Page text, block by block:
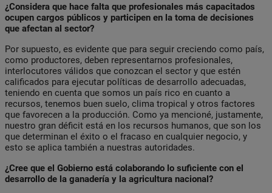
¿Considera que hace falta que profesionales más capacitados
ocupen cargos públicos y participen en la toma de decisiones
que afectan al sector?
Por supuesto, es evidente que para seguir creciendo como país,
como productores, deben representarnos profesionales,
interlocutores válidos que conozcan el sector y que estén
calificados para ejecutar políticas de desarrollo adecuadas,
teniendo en cuenta que somos un país rico en cuanto a
recursos, tenemos buen suelo, clima tropical y otros factores
que favorecen a la producción. Como ya mencioné, justamente,
nuestro gran déficit está en los recursos humanos, que son los
que determinan el éxito o el fracaso en cualquier negocio, y
esto se aplica también a nuestras autoridades.
¿Cree que el Gobierno está colaborando lo suficiente con el
desarrollo de la ganadería y la agricultura nacional?